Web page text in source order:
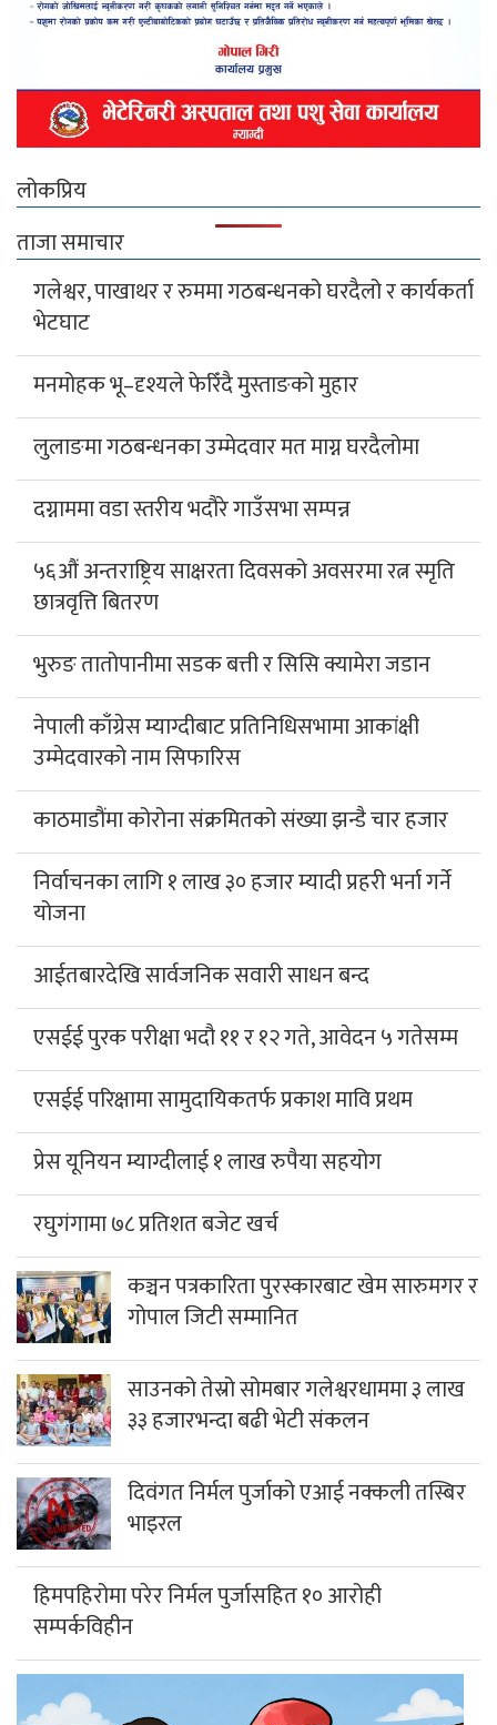
लोकप्रिय
ताजा समाचार
गलेश्वर, पाखाथर र रुममा गठबन्धनको घरदैलो र कार्यकर्ता
भेटघाट
मनमोहक भू–दृश्यले फेरिँदै मुस्ताङको मुहार
लुलाङमा गठबन्धनका उम्मेदवार मत माग्न घरदैलोमा
दग्नाममा वडा स्तरीय भदौरे गाउँसभा सम्पन्न
५६औं अन्तराष्ट्रिय साक्षरता दिवसको अवसरमा रत्न स्मृति
छात्रवृत्ति बितरण
भुरुङ तातोपानीमा सडक बत्ती र सिसि क्यामेरा जडान
नेपाली काँग्रेस म्याग्दीबाट प्रतिनिधिसभामा आकांक्षी
उम्मेदवारको नाम सिफारिस
काठमाडौंमा कोरोना संक्रमितको संख्या झन्डै चार हजार
निर्वाचनका लागि १ लाख ३० हजार म्यादी प्रहरी भर्ना गर्ने
योजना
आईतबारदेखि सार्वजनिक सवारी साधन बन्द
एसईई पुरक परीक्षा भदौ ११ र १२ गते, आवेदन ५ गतेसम्म
एसईई परिक्षामा सामुदायिकतर्फ प्रकाश मावि प्रथम
प्रेस यूनियन म्याग्दीलाई १ लाख रुपैया सहयोग
रघुगंगामा ७८ प्रतिशत बजेट खर्च
कञ्चन पत्रकारिता पुरस्कारबाट खेम सारुमगर र
गोपाल जिटी सम्मानित
साउनको तेस्रो सोमबार गलेश्वरधाममा ३ लाख
३३ हजारभन्दा बढी भेटी संकलन
दिवंगत निर्मल पुर्जाको एआई नक्कली तस्बिर
भाइरल
हिमपहिरोमा परेर निर्मल पुर्जासहित १० आरोही
सम्पर्कविहीन